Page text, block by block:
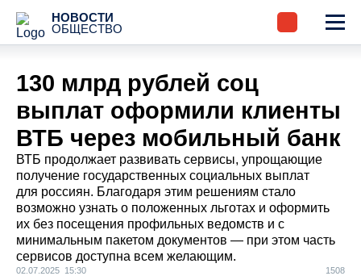
НОВОСТИ
ОБЩЕСТВО
130 млрд рублей соц
выплат оформили клиенты
ВТБ через мобильный банк
ВТБ продолжает развивать сервисы, упрощающие
получение государственных социальных выплат
для россиян. Благодаря этим решениям стало
возможно узнать о положенных льготах и оформить
их без посещения профильных ведомств и с
минимальным пакетом документов — при этом часть
сервисов доступна всем желающим.
02.07.2025 15:30
1508